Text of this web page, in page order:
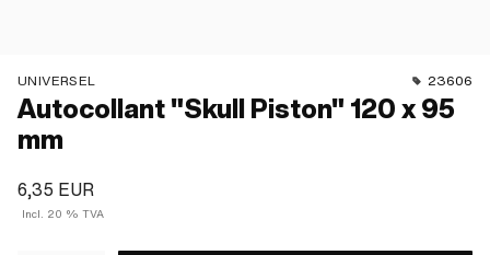
UNIVERSEL 23606
Autocollant "Skull Piston" 120 x 95
mm
6,35 EUR
Incl. 20 % TVA